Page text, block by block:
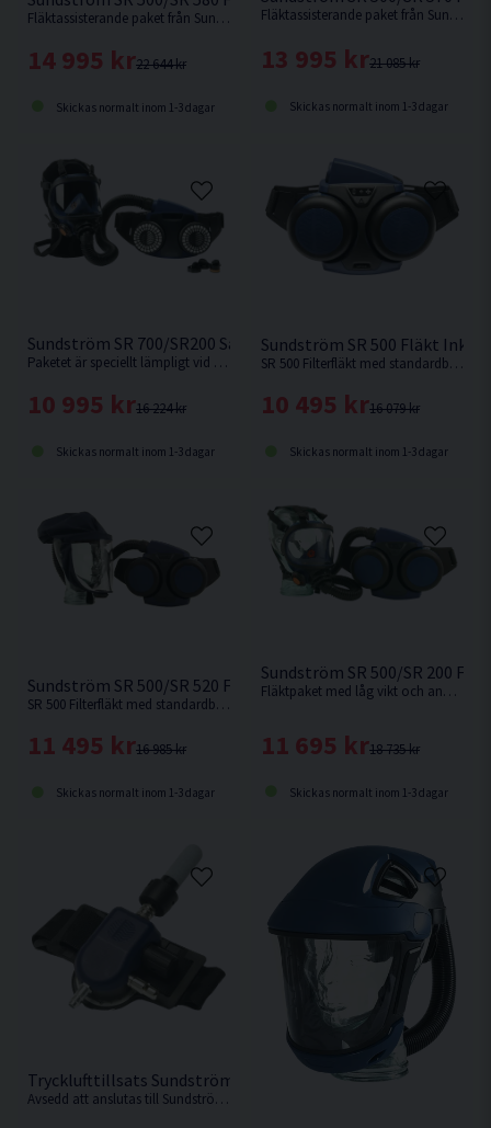
Fläktassisterande paket från Sundström.
22 644 kr
14 995 kr
Skickas normalt inom 1-3 dagar
Fläktassisterande paket från Sundström.
21 085 kr
13 995 kr
Skickas normalt inom 1-3 dagar
Sundström SR 700/SR200 Saneringspaket
Paketet är speciellt lämpligt vid tunga, varma eller långa arbeten.
16 224 kr
10 995 kr
Skickas normalt inom 1-3 dagar
Sundström SR 500 Fläkt Inkl
SR 500 Filterfläkt med standardbatteri.
16 079 kr
10 495 kr
Skickas normalt inom 1-3 dagar
Sundström SR 500/SR 520 Fläktpaket
SR 500 Filterfläkt med standardbatteri. Låg vikt och anatomisk utformning av fläkt och bälte ger hög komfort.
16 985 kr
11 495 kr
Skickas normalt inom 1-3 dagar
Sundström SR 500/SR 200
Fläktpaket med låg vikt och anatomisk utformning av fläkt och bälte ger hög komfort.
18 735 kr
11 695 kr
Skickas normalt inom 1-3 dagar
Trycklufttillsats Sundström SR 507
Avsedd att anslutas till Sundström SR 540.